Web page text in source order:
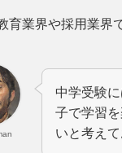
育業界や採用業界
中学受験
子で学習
いと考えて